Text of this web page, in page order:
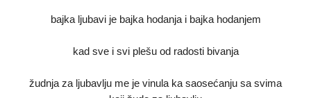
bajka ljubavi je bajka hodanja i bajka hodanjem
kad sve i svi plešu od radosti bivanja
žudnja za ljubavlju me je vinula ka saosećanju sa svima